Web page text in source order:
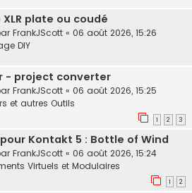
plate ou coudé
FrankJScott « 06 août 2026, 15:26
DIY
- project converter
FrankJScott « 06 août 2026, 15:25
et autres Outils
1 2 3
Kontakt 5 : Bottle of Wind
FrankJScott « 06 août 2026, 15:24
Virtuels et Modulaires
1 2